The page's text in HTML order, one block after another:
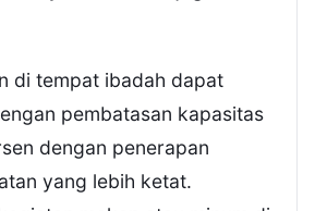
di tempat ibadah dapat
pembatasan kapasitas
dengan penerapan
yang lebih ketat.